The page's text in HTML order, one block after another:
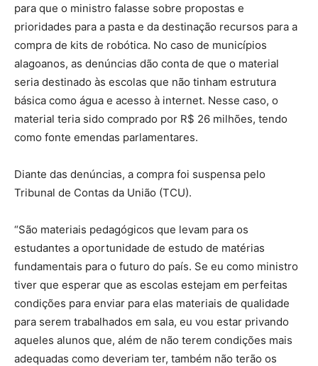
para que o ministro falasse sobre propostas e
prioridades para a pasta e da destinação recursos para a
compra de kits de robótica. No caso de municípios
alagoanos, as denúncias dão conta de que o material
seria destinado às escolas que não tinham estrutura
básica como água e acesso à internet. Nesse caso, o
material teria sido comprado por R$ 26 milhões, tendo
como fonte emendas parlamentares.
Diante das denúncias, a compra foi suspensa pelo
Tribunal de Contas da União (TCU).
“São materiais pedagógicos que levam para os
estudantes a oportunidade de estudo de matérias
fundamentais para o futuro do país. Se eu como ministro
tiver que esperar que as escolas estejam em perfeitas
condições para enviar para elas materiais de qualidade
para serem trabalhados em sala, eu vou estar privando
aqueles alunos que, além de não terem condições mais
adequadas como deveriam ter, também não terão os